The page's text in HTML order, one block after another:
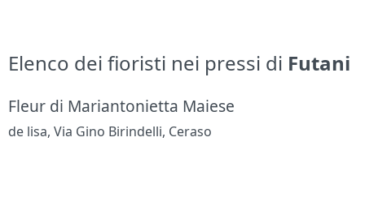
Elenco dei fioristi nei pressi di Futani
Fleur di Mariantonietta Maiese
de lisa, Via Gino Birindelli, Ceraso